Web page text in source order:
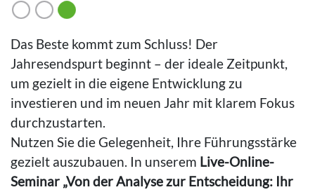
Das Beste kommt zum Schluss! Der
Jahresendspurt beginnt – der ideale Zeitpunkt,
um gezielt in die eigene Entwicklung zu
investieren und im neuen Jahr mit klarem Fokus
durchzustarten.
Nutzen Sie die Gelegenheit, Ihre Führungsstärke
gezielt auszubauen. In unserem Live-Online-
Seminar „Von der Analyse zur Entscheidung: Ihr